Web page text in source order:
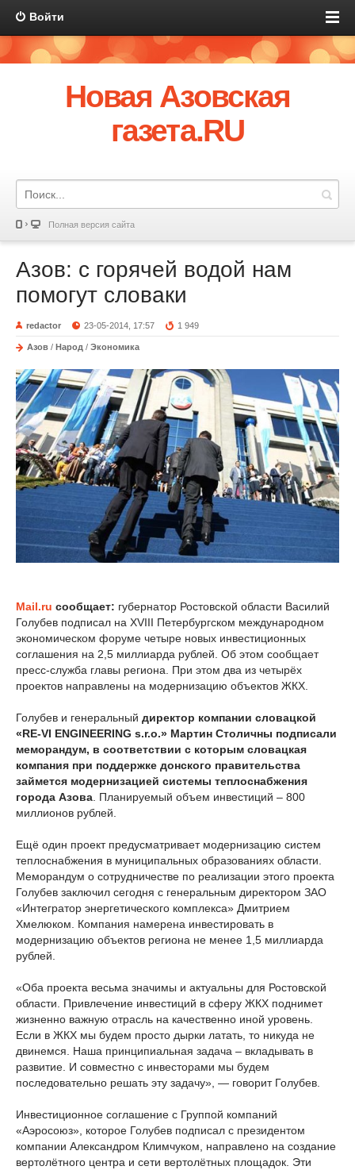
Войти
Новая Азовская
газета.RU
Полная версия сайта
Азов: с горячей водой нам
помогут словаки
redactor 23-05-2014, 17:57 1 949
Азов / Народ / Экономика
Mail.ru сообщает: губернатор Ростовской области Василий
Голубев подписал на XVIII Петербургском международном
экономическом форуме четыре новых инвестиционных
соглашения на 2,5 миллиарда рублей. Об этом сообщает
пресс-служба главы региона. При этом два из четырёх
проектов направлены на модернизацию объектов ЖКХ.
Голубев и генеральный директор компании словацкой
«RE-VI ENGINEERING s.r.o.» Мартин Столичны подписали
меморандум, в соответствии с которым словацкая
компания при поддержке донского правительства
займется модернизацией системы теплоснабжения
города Азова . Планируемый объем инвестиций – 800
миллионов рублей.
Ещё один проект предусматривает модернизацию систем
теплоснабжения в муниципальных образованиях области.
Меморандум о сотрудничестве по реализации этого проекта
Голубев заключил сегодня с генеральным директором ЗАО
«Интегратор энергетического комплекса» Дмитрием
Хмелюком. Компания намерена инвестировать в
модернизацию объектов региона не менее 1,5 миллиарда
рублей.
«Оба проекта весьма значимы и актуальны для Ростовской
области. Привлечение инвестиций в сферу ЖКХ поднимет
жизненно важную отрасль на качественно иной уровень.
Если в ЖКХ мы будем просто дырки латать, то никуда не
двинемся. Наша принципиальная задача – вкладывать в
развитие. И совместно с инвесторами мы будем
последовательно решать эту задачу», — говорит Голубев.
Инвестиционное соглашение с Группой компаний
«Аэросоюз», которое Голубев подписал с президентом
компании Александром Климчуком, направлено на создание
вертолётного центра и сети вертолётных площадок. Эти